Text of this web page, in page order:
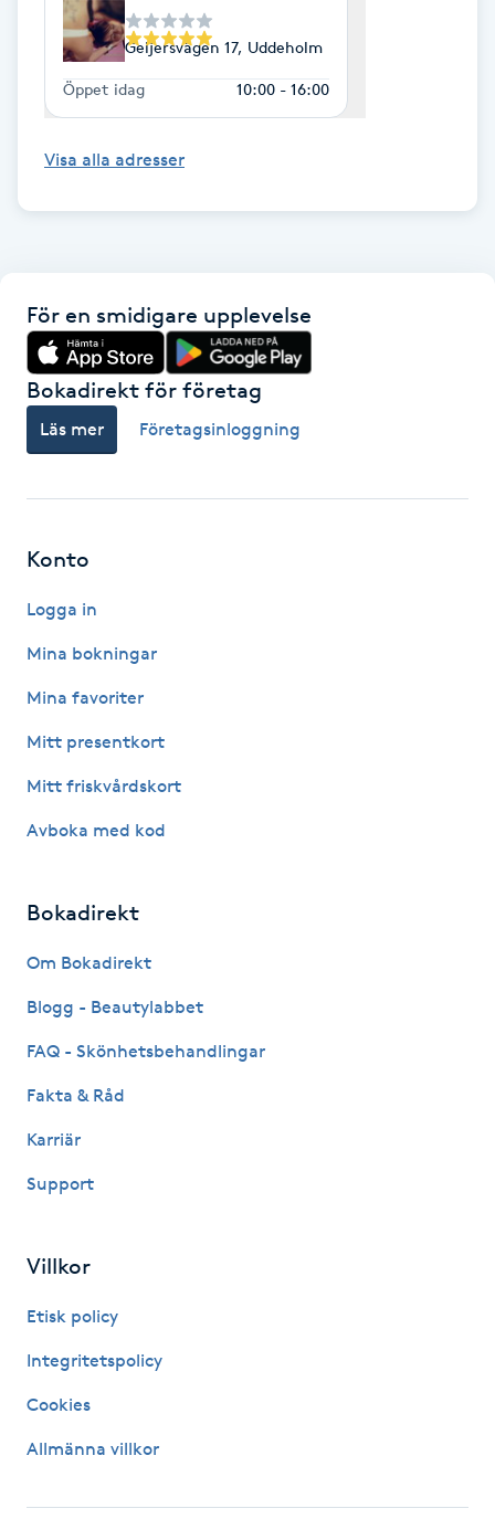
Färgning
Föning
Gel naglar
Gellack med förstärkning
Gravidmassage
Gua Sha-massage
Hatha Yoga
Headspa
Hollywood Peel
Hot Stone Massage
Hudföryngring
Hudvård
Hyaluronsyra
Geijersvägen 17, Uddeholm
Öppet idag 10:00 - 16:00
Visa alla adresser
För en smidigare upplevelse
Bokadirekt för företag
Läs mer Företagsinloggning
Konto
Logga in
Mina bokningar
Mina favoriter
Mitt presentkort
Mitt friskvårdskort
Avboka med kod
Bokadirekt
Om Bokadirekt
Blogg - Beautylabbet
FAQ - Skönhetsbehandlingar
Fakta & Råd
Karriär
Support
Villkor
Etisk policy
Integritetspolicy
Cookies
Allmänna villkor